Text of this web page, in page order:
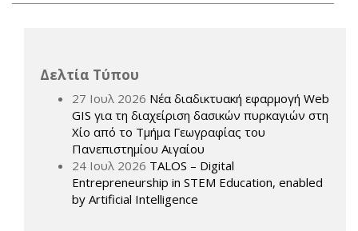
Δελτία Τύπου
27 Ιουλ 2026 Νέα διαδικτυακή εφαρμογή Web
GIS για τη διαχείριση δασικών πυρκαγιών στη
Χίο από το Τμήμα Γεωγραφίας του
Πανεπιστημίου Αιγαίου
24 Ιουλ 2026 TALOS – Digital
Entrepreneurship in STEM Education, enabled
by Artificial Intelligence